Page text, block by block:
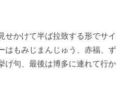
せかけて半ば拉致する形でサイ
はもみじまんじゅう、赤福、ず
げ句、最後は博多に連れて行か